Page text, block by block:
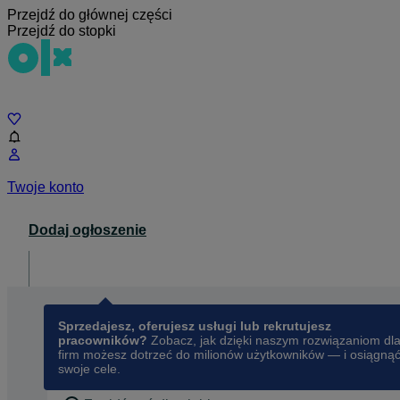
Przejdź do głównej części
Przejdź do stopki
Twoje konto
Dodaj ogłoszenie
Sprzedajesz, oferujesz usługi lub rekrutujesz
pracowników? Zobacz, jak dzięki naszym rozwiązaniom dla
firm możesz dotrzeć do milionów użytkowników — i osiągnąć
swoje cele.